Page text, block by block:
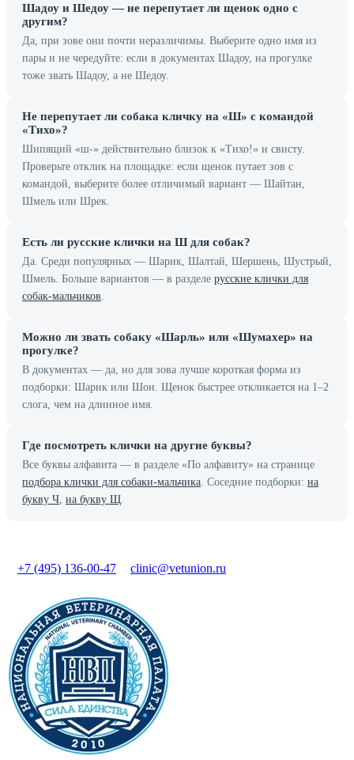
Шадоу и Шедоу — не перепутает ли щенок одно с
другим?
Да, при зове они почти неразличимы. Выберите одно имя из
пары и не чередуйте: если в документах Шадоу, на прогулке
тоже звать Шадоу, а не Шедоу.
Не перепутает ли собака кличку на «Ш» с командой
«Тихо»?
Шипящий «ш-» действительно близок к «Тихо!» и свисту.
Проверьте отклик на площадке: если щенок путает зов с
командой, выберите более отличимый вариант — Шайтан,
Шмель или Шрек.
Есть ли русские клички на Ш для собак?
Да. Среди популярных — Шарик, Шалтай, Шершень, Шустрый,
Шмель. Больше вариантов — в разделе русские клички для
собак-мальчиков
Можно ли звать собаку «Шарль» или «Шумахер» на
прогулке?
В документах — да, но для зова лучше короткая форма из
подборки: Шарик или Шон. Щенок быстрее откликается на 1–2
слога, чем на длинное имя.
Где посмотреть клички на другие буквы?
Все буквы алфавита — в разделе «По алфавиту» на странице
подбора клички для собаки-мальчика . Соседние подборки: на
букву Ч на букву Щ
+7 (495) 136-00-47 clinic@vetunion.ru